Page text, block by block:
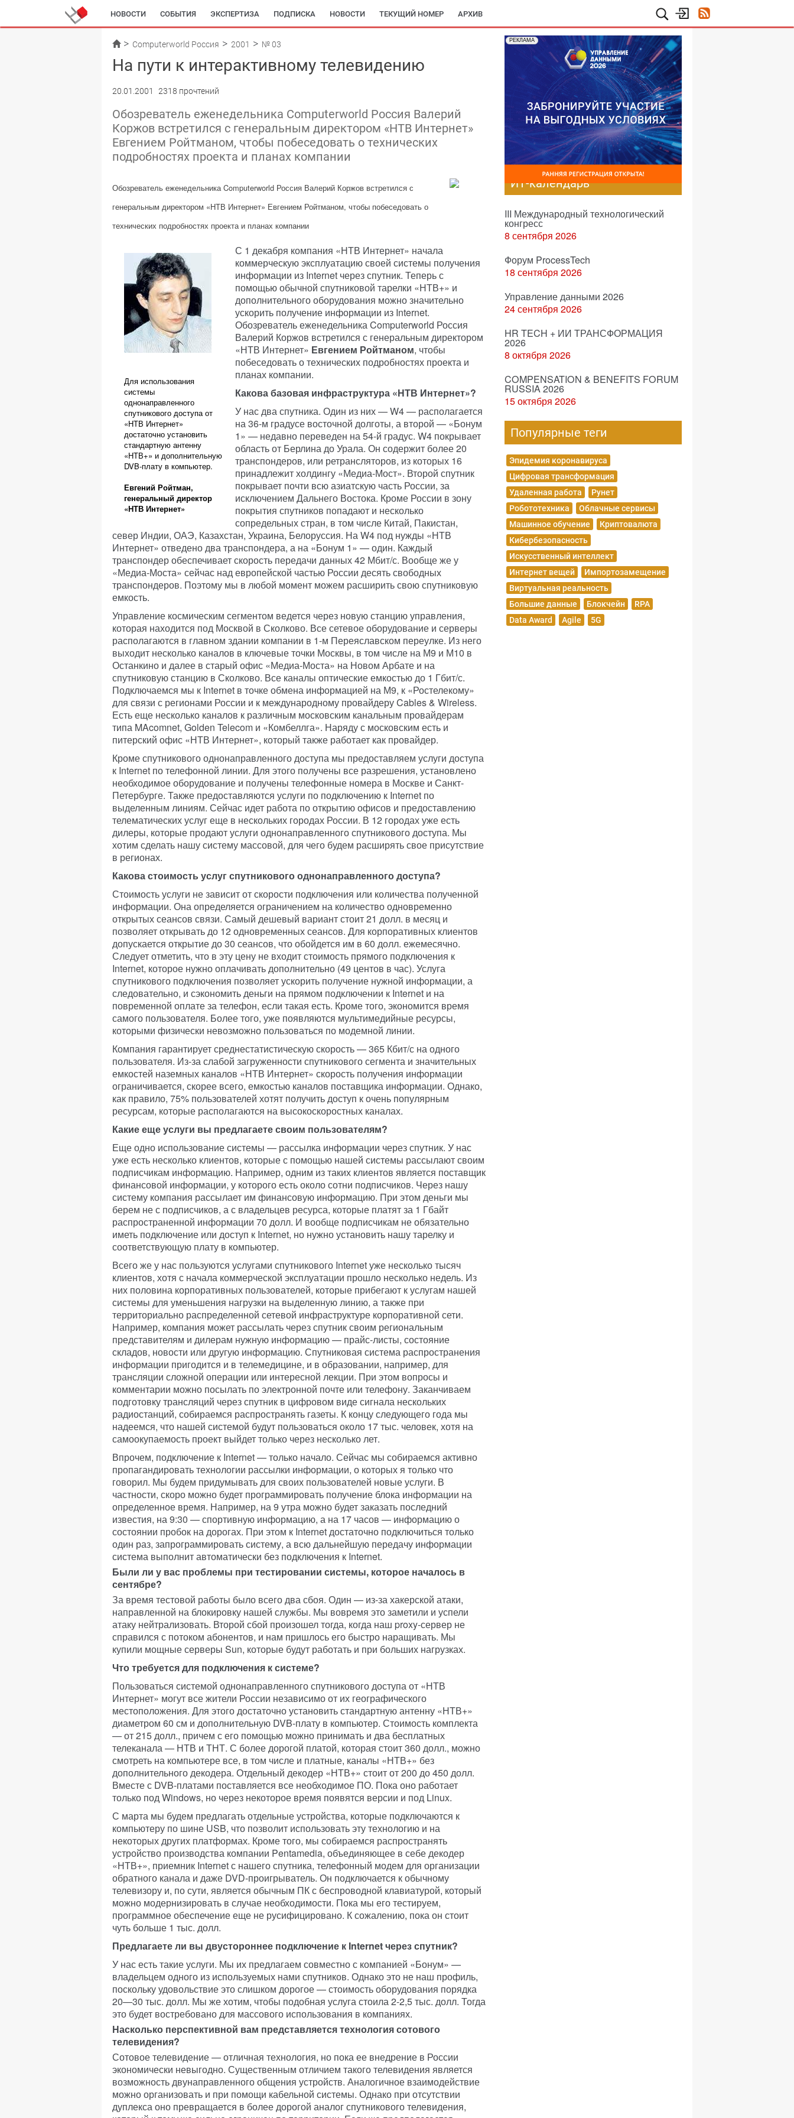
НОВОСТИ СОБЫТИЯ ЭКСПЕРТИЗА ПОДПИСКА НОВОСТИ ТЕКУЩИЙ НОМЕР АРХИВ
Computerworld Россия 2001 № 03
На пути к интерактивному телевидению
20.01.2001 2318 прочтений
Обозреватель еженедельника Computerworld Россия Валерий
Коржов встретился с генеральным директором «НТВ Интернет»
Евгением Ройтманом, чтобы побеседовать о технических
подробностях проекта и планах компании
Обозреватель еженедельникаComputerworld Россия Валерий Коржов встретился с
генеральным директором «НТВ Интернет» Евгением Ройтманом, чтобы побеседовать о
технических подробностях проекта и планах компании
Для использования
системы
однонаправленного
спутникового доступа от
«НТВ Интернет»
достаточно установить
стандартную антенну
«НТВ+» и дополнительную
DVB-плату в компьютер.
Евгений Ройтман,
генеральный директор
«НТВ Интернет»
С 1 декабря компания «НТВ Интернет» начала
коммерческую эксплуатацию своей системы получения
информации из Internet через спутник. Теперь с
помощью обычной спутниковой тарелки «НТВ+» и
дополнительного оборудования можно значительно
ускорить получение информации из Internet.
Обозреватель еженедельникаComputerworld Россия
Валерий Коржов встретился с генеральным директором
«НТВ Интернет» Евгением Ройтманом, чтобы
побеседовать о технических подробностях проекта и
планах компании.
Какова базовая инфраструктура «НТВ Интернет»?
У нас два спутника. Один из них — W4 — располагается
на 36-м градусе восточной долготы, а второй — «Бонум
1» — недавно переведен на 54-й градус. W4 покрывает
область от Берлина до Урала. Он содержит более 20
транспондеров, или ретрансляторов, из которых 16
принадлежит холдингу «Медиа-Мост». Второй спутник
покрывает почти всю азиатскую часть России, за
исключением Дальнего Востока. Кроме России в зону
покрытия спутников попадают и несколько
сопредельных стран, в том числе Китай, Пакистан,
север Индии, ОАЭ, Казахстан, Украина, Белоруссия. На W4 под нужды «НТВ
Интернет» отведено два транспондера, а на «Бонум 1» — один. Каждый
транспондер обеспечивает скорость передачи данных 42 Мбит/с. Вообще же у
«Медиа-Моста» сейчас над европейской частью России десять свободных
транспондеров. Поэтому мы в любой момент можем расширить свою спутниковую
емкость.
Управление космическим сегментом ведется через новую станцию управления,
которая находится под Москвой в Сколково. Все сетевое оборудование и серверы
располагаются в главном здании компании в 1-м Переяславском переулке. Из него
выходит несколько каналов в ключевые точки Москвы, в том числе на М9 и М10 в
Останкино и далее в старый офис «Медиа-Моста» на Новом Арбате и на
спутниковую станцию в Сколково. Все каналы оптические емкостью до 1 Гбит/с.
Подключаемся мы к Internet в точке обмена информацией на М9, к «Ростелекому»
для связи с регионами России и к международному провайдеру Cables & Wireless.
Есть еще несколько каналов к различным московским канальным провайдерам
типа MAcomnet, Golden Telecom и «Комбеллга». Наряду с московским есть и
питерский офис «НТВ Интернет», который также работает как провайдер.
Кроме спутникового однонаправленного доступа мы предоставляем услуги доступа
к Internet по телефонной линии. Для этого получены все разрешения, установлено
необходимое оборудование и получены телефонные номера в Москве и Санкт-
Петербурге. Также предоставляются услуги по подключению к Internet по
выделенным линиям. Сейчас идет работа по открытию офисов и предоставлению
телематических услуг еще в нескольких городах России. В 12 городах уже есть
дилеры, которые продают услуги однонаправленного спутникового доступа. Мы
хотим сделать нашу систему массовой, для чего будем расширять свое присутствие
в регионах.
Какова стоимость услуг спутникового однонаправленного доступа?
Стоимость услуги не зависит от скорости подключения или количества полученной
информации. Она определяется ограничением на количество одновременно
открытых сеансов связи. Самый дешевый вариант стоит 21 долл. в месяц и
позволяет открывать до 12 одновременных сеансов. Для корпоративных клиентов
допускается открытие до 30 сеансов, что обойдется им в 60 долл. ежемесячно.
Следует отметить, что в эту цену не входит стоимость прямого подключения к
Internet, которое нужно оплачивать дополнительно (49 центов в час). Услуга
спутникового подключения позволяет ускорить получение нужной информации, а
следовательно, и сэкономить деньги на прямом подключении к Internet и на
повременной оплате за телефон, если такая есть. Кроме того, экономится время
самого пользователя. Более того, уже появляются мультимедийные ресурсы,
которыми физически невозможно пользоваться по модемной линии.
Компания гарантирует среднестатистическую скорость — 365 Кбит/с на одного
пользователя. Из-за слабой загруженности спутникового сегмента и значительных
емкостей наземных каналов «НТВ Интернет» скорость получения информации
ограничивается, скорее всего, емкостью каналов поставщика информации. Однако,
как правило, 75% пользователей хотят получить доступ к очень популярным
ресурсам, которые располагаются на высокоскоростных каналах.
Какие еще услуги вы предлагаете своим пользователям?
Еще одно использование системы — рассылка информации через спутник. У нас
уже есть несколько клиентов, которые с помощью нашей системы рассылают своим
подписчикам информацию. Например, одним из таких клиентов является поставщик
финансовой информации, у которого есть около сотни подписчиков. Через нашу
систему компания рассылает им финансовую информацию. При этом деньги мы
берем не с подписчиков, а с владельцев ресурса, которые платят за 1 Гбайт
распространенной информации 70 долл. И вообще подписчикам не обязательно
иметь подключение или доступ к Internet, но нужно установить нашу тарелку и
соответствующую плату в компьютер.
Всего же у нас пользуются услугами спутникового Internet уже несколько тысяч
клиентов, хотя с начала коммерческой эксплуатации прошло несколько недель. Из
них половина корпоративных пользователей, которые прибегают к услугам нашей
системы для уменьшения нагрузки на выделенную линию, а также при
территориально распределенной сетевой инфраструктуре корпоративной сети.
Например, компания может рассылать через спутник своим региональным
представителям и дилерам нужную информацию — прайс-листы, состояние
складов, новости или другую информацию. Спутниковая система распространения
информации пригодится и в телемедицине, и в образовании, например, для
трансляции сложной операции или интересной лекции. При этом вопросы и
комментарии можно посылать по электронной почте или телефону. Заканчиваем
подготовку трансляций через спутник в цифровом виде сигнала нескольких
радиостанций, собираемся распространять газеты. К концу следующего года мы
надеемся, что нашей системой будут пользоваться около 17 тыс. человек, хотя на
самоокупаемость проект выйдет только через несколько лет.
Впрочем, подключение к Internet — только начало. Сейчас мы собираемся активно
пропагандировать технологии рассылки информации, о которых я только что
говорил. Мы будем придумывать для своих пользователей новые услуги. В
частности, скоро можно будет программировать получение блока информации на
определенное время. Например, на 9 утра можно будет заказать последний
известия, на 9:30 — спортивную информацию, а на 17 часов — информацию о
состоянии пробок на дорогах. При этом к Internet достаточно подключиться только
один раз, запрограммировать систему, а всю дальнейшую передачу информации
система выполнит автоматически без подключения к Internet.
Были ли у вас проблемы при тестировании системы, которое началось в
сентябре?
За время тестовой работы было всего два сбоя. Один — из-за хакерской атаки,
направленной на блокировку нашей службы. Мы вовремя это заметили и успели
атаку нейтрализовать. Второй сбой произошел тогда, когда наш proxy-сервер не
справился с потоком абонентов, и нам пришлось его быстро наращивать. Мы
купили мощные серверы Sun, которые будут работать и при больших нагрузках.
Что требуется для подключения к системе?
Пользоваться системой однонаправленного спутникового доступа от «НТВ
Интернет» могут все жители России независимо от их географического
местоположения. Для этого достаточно установить стандартную антенну «НТВ+»
диаметром 60 см и дополнительную DVB-плату в компьютер. Стоимость комплекта
— от 215 долл., причем с его помощью можно принимать и два бесплатных
телеканала — НТВ и ТНТ. С более дорогой платой, которая стоит 360 долл., можно
смотреть на компьютере все, в том числе и платные, каналы «НТВ+» без
дополнительного декодера. Отдельный декодер «НТВ+» стоит от 200 до 450 долл.
Вместе с DVB-платами поставляется все необходимое ПО. Пока оно работает
только под Windows, но через некоторое время появятся версии и под Linux.
С марта мы будем предлагать отдельные устройства, которые подключаются к
компьютеру по шине USB, что позволит использовать эту технологию и на
некоторых других платформах. Кроме того, мы собираемся распространять
устройство производства компании Pentamedia, объединяющее в себе декодер
«НТВ+», приемник Internet с нашего спутника, телефонный модем для организации
обратного канала и даже DVD-проигрыватель. Он подключается к обычному
телевизору и, по сути, является обычным ПК с беспроводной клавиатурой, который
можно модернизировать в случае необходимости. Пока мы его тестируем,
программное обеспечение еще не русифицировано. К сожалению, пока он стоит
чуть больше 1 тыс. долл.
Предлагаете ли вы двустороннее подключение к Internet через спутник?
У нас есть такие услуги. Мы их предлагаем совместно с компанией «Бонум» —
владельцем одного из используемых нами спутников. Однако это не наш профиль,
поскольку удовольствие это слишком дорогое — стоимость оборудования порядка
20—30 тыс. долл. Мы же хотим, чтобы подобная услуга стоила 2-2,5 тыс. долл. Тогда
это будет востребовано для массового использования в компаниях.
Насколько перспективной вам представляется технология сотового
телевидения?
Сотовое телевидение — отличная технология, но пока ее внедрение в России
экономически невыгодно. Существенным отличием такого телевидения является
возможность двунаправленного общения устройств. Аналогичное взаимодействие
можно организовать и при помощи кабельной системы. Однако при отсутствии
дуплекса оно превращается в более дорогой аналог спутникового телевидения,
РЕКЛАМА
ИТ-календарь
III Международный технологический
конгресс
8 сентября 2026
Форум ProcessTech
18 сентября 2026
Управление данными 2026
24 сентября 2026
HR TECH + ИИ ТРАНСФОРМАЦИЯ
2026
8 октября 2026
COMPENSATION & BENEFITS FORUM
RUSSIA 2026
15 октября 2026
Популярные теги
Эпидемия коронавируса
Цифровая трансформация
Удаленная работа
Рунет
Робототехника
Облачные сервисы
Машинное обучение
Криптовалюта
Кибербезопасность
Искусственный интеллект
Интернет вещей
Импортозамещение
Виртуальная реальность
Большие данные
Блокчейн
RPA
Data Award
Agile 5G